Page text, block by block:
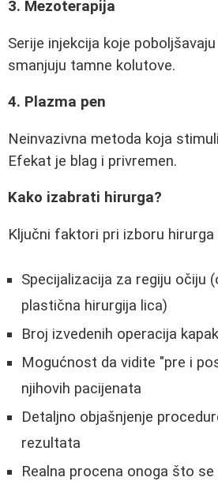
3. Mezoterapija
Serije injekcija koje
smanjuju tamne kolutove.
4. Plazma pen
Neinvazivna metoda koja
Efekat je blag i privremen.
Kako izabrati hirurga?
Ključni faktori pri izboru
Specijalizacija za regiju očiju
plastična hirurgija lica)
Broj izvedenih operacija
Mogućnost da vidite "pre i
njihovih pacijenata
Detaljno objašnjenje
rezultata
Realna procena onoga što